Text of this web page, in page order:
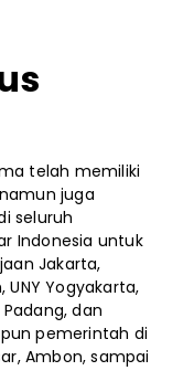
telah memiliki
juga
seluruh
Indonesia untuk
Jakarta,
UNY Yogyakarta,
Padang, dan
pemerintah di
Ambon, sampai